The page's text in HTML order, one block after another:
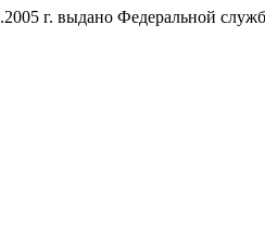
г. выдано Федеральной